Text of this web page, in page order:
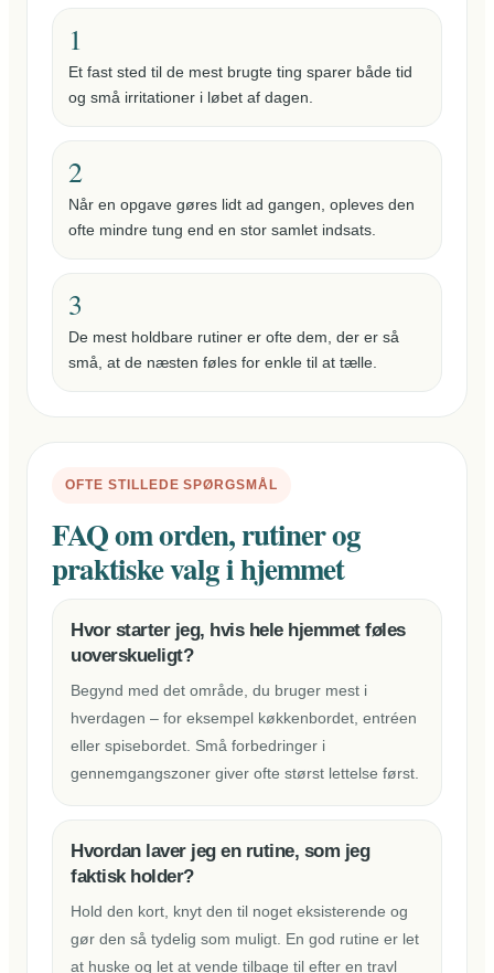
1
Et fast sted til de mest brugte ting sparer både tid
og små irritationer i løbet af dagen.
2
Når en opgave gøres lidt ad gangen, opleves den
ofte mindre tung end en stor samlet indsats.
3
De mest holdbare rutiner er ofte dem, der er så
små, at de næsten føles for enkle til at tælle.
OFTE STILLEDE SPØRGSMÅL
FAQ om orden, rutiner og
praktiske valg i hjemmet
Hvor starter jeg, hvis hele hjemmet føles
uoverskueligt?
Begynd med det område, du bruger mest i
hverdagen – for eksempel køkkenbordet, entréen
eller spisebordet. Små forbedringer i
gennemgangszoner giver ofte størst lettelse først.
Hvordan laver jeg en rutine, som jeg
faktisk holder?
Hold den kort, knyt den til noget eksisterende og
gør den så tydelig som muligt. En god rutine er let
at huske og let at vende tilbage til efter en travl